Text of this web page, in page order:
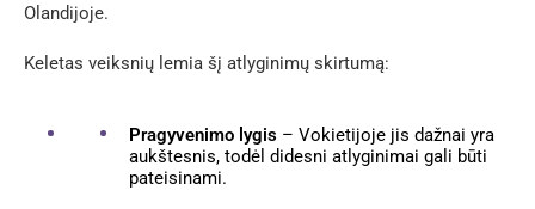
Olandijoje.
Keletas veiksnių lemia šį atlyginimų skirtumą:
Pragyvenimo lygis – Vokietijoje jis dažnai yra
aukštesnis, todėl didesni atlyginimai gali būti
pateisinami.